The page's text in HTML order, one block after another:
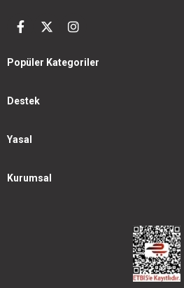
Popüler Kategoriler
Destek
Yasal
Kurumsal